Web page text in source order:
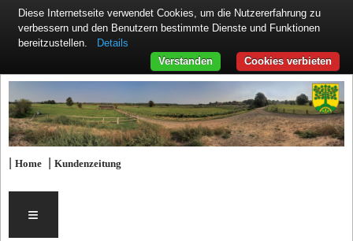
|Home |Kundenzeitung
≡
Diese Internetseite verwendet Cookies, um die Nutzererfahrung zu
verbessern und den Benutzern bestimmte Dienste und Funktionen
bereitzustellen.
Details
Cookies verbieten
Verstanden